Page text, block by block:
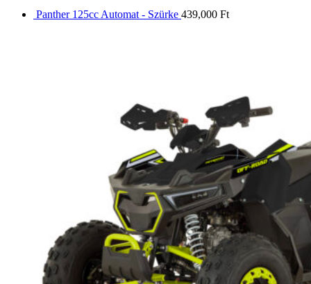
Panther 125cc Automat - Szürke 439,000 Ft